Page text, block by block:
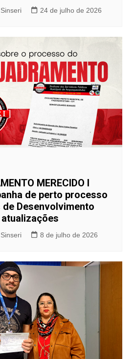
24 de julho de 2026
MERECIDO I
de perto processo
Desenvolvimento
8 de julho de 2026